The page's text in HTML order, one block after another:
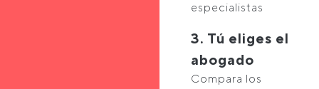
especialistas
3. Tú eliges el
abogado
Compara los